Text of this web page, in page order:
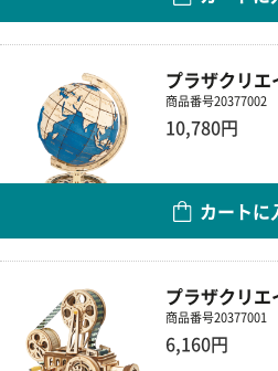
プラザクリ
商品番号20377002
10,780円
カートに
プラザクリ
商品番号20377001
6,160円